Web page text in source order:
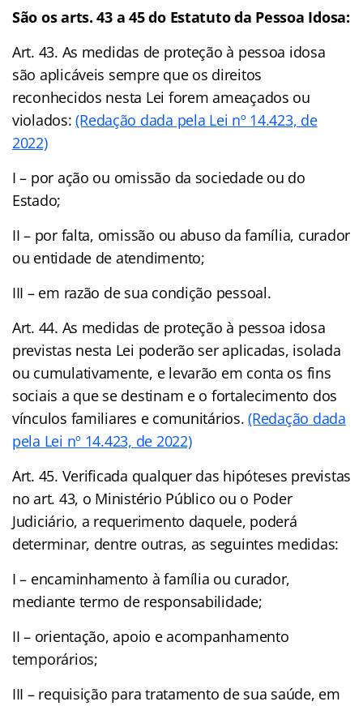
São os arts. 43 a 45 do Estatuto da Pessoa Idosa:
Art. 43. As medidas de proteção à pessoa idosa
são aplicáveis sempre que os direitos
reconhecidos nesta Lei forem ameaçados ou
violados:(Redação dada pela Lei nº 14.423, de
2022)
I – por ação ou omissão da sociedade ou do
Estado;
II – por falta, omissão ou abuso da família, curador
ou entidade de atendimento;
III – em razão de sua condição pessoal.
Art. 44. As medidas de proteção à pessoa idosa
previstas nesta Lei poderão ser aplicadas, isolada
ou cumulativamente, e levarão em conta os fins
sociais a que se destinam e o fortalecimento dos
vínculos familiares e comunitários.(Redação dada
pela Lei nº 14.423, de 2022)
Art. 45. Verificada qualquer das hipóteses previstas
no art. 43, o Ministério Público ou o Poder
Judiciário, a requerimento daquele, poderá
determinar, dentre outras, as seguintes medidas:
I – encaminhamento à família ou curador,
mediante termo de responsabilidade;
II – orientação, apoio e acompanhamento
temporários;
III – requisição para tratamento de sua saúde, em